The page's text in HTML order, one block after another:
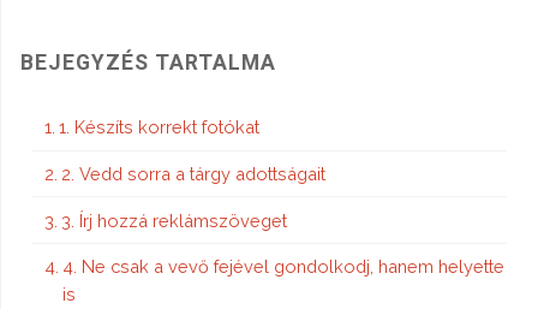
BEJEGYZÉS TARTALMA
1. Készíts korrekt fotókat
2. Vedd sorra a tárgy adottságait
3. Írj hozzá reklámszöveget
4. Ne csak a vevő fejével gondolkodj, hanem helyette
is